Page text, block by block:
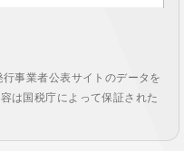
事業者公表サイトのデータを
は国税庁によって保証された